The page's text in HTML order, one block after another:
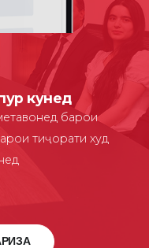
кунед
барои
тиҷорати худ